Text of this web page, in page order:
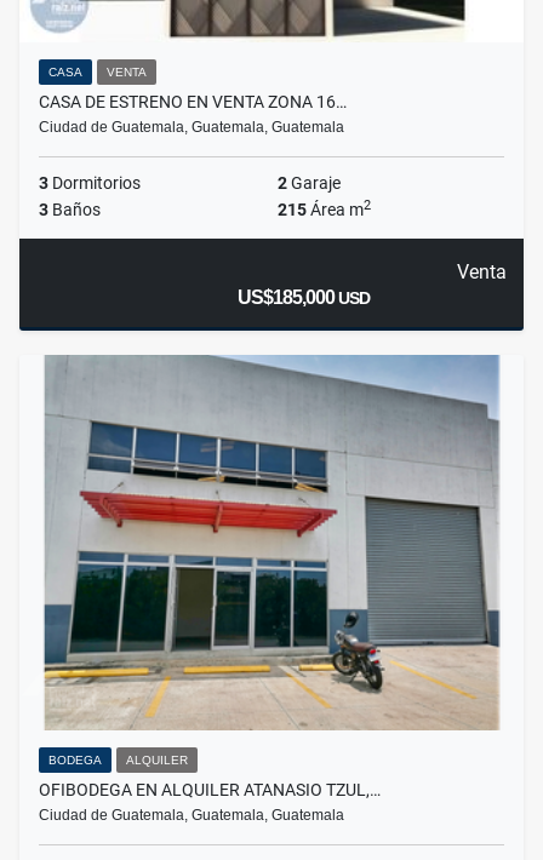
CASA VENTA
CASA DE ESTRENO EN VENTA ZONA 16…
Ciudad de Guatemala, Guatemala, Guatemala
3 Dormitorios 2Garaje
3 Baños 215Área m2
Venta
US$185,000USD
BODEGA ALQUILER
OFIBODEGA EN ALQUILER ATANASIO TZUL,…
Ciudad de Guatemala, Guatemala, Guatemala